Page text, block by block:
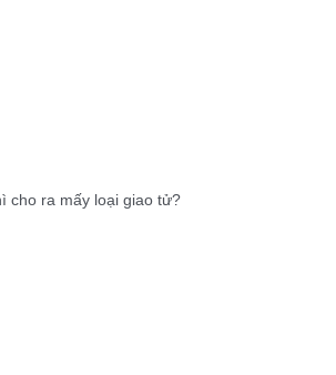
cho ra mấy loại giao tử?